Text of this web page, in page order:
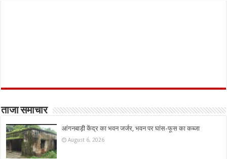
ताजा समाचार
आंगनबाड़ी केंद्र का भवन जर्जर, भवन पर घांस-फूस का कब्जा
August 6, 2026